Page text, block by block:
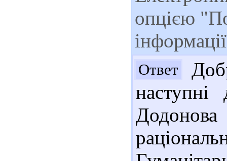
опцією
інформації
Ответ